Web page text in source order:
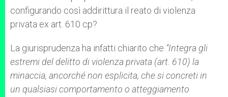
configurando così addirittura il reato di violenza
privata ex art. 610 cp?
La giurisprudenza ha infatti chiarito che “Integra gli
estremi del delitto di violenza privata (art. 610) la
minaccia, ancorché non esplicita, che si concreti in
un qualsiasi comportamento o atteggiamento